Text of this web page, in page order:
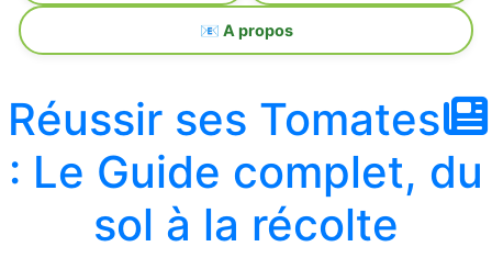
📧 A propos
Réussir ses Tomates
: Le Guide complet, du
sol à la récolte